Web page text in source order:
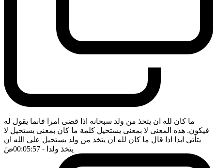
ما كان لله ان يتخذ من ولد سبحانه اذا قضى امرا فانما يقول له
فيكون. هذه المعنى لا بمعنى يستحيل كلمة ما كان بمعنى يستحيل لا
يتأتى ابدا اذا قال ما كان لله ان يتخذ من ولد يستحيل على الله ان
يتخذ ولدا - 00:05:57 ضَ